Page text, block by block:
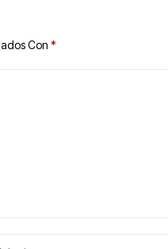
Con *